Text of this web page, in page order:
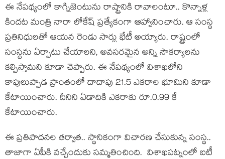
ఈ నేప‌థ్యంలో కాగ్నిజెంటును రాష్ట్రానికి రావాలంటూ.. కొన్నాళ్ల
కింద‌ట మంత్రి నారా లోకేష్ ప్ర‌త్యేకంగా ఆహ్వానించారు. ఆ సంస్థ
ప్ర‌తినిధుల‌తో ఆయ‌న రెండు సార్లు భేటీ అయ్యారు. రాష్ట్రంలో
సంస్థ‌ను ఏర్పాటు చేయాల‌ని, అవ‌స‌ర‌మైన అన్ని సౌక‌ర్యాల‌ను
క‌ల్పిస్తామ‌ని కూడా చెప్పారు. ఈ నేప‌థ్యంలో విశాఖ‌లోని
కాపులుప్పాడ ప్రాంతంలో దాదాపు 21.5 ఎక‌రాల భూమిని కూడా
కేటాయించారు. దీనిని ఏడాదికి ఎక‌రాకు రూ.0.99 కే
కేటాయించారు.
ఈ ప్ర‌తిపాద‌న‌ల త‌ర్వాత‌.. స్థానికంగా విచార‌ణ చేసుకున్న సంస్థ‌..
తాజాగా ఏపీకి వ‌చ్చేందుకు స‌మ్మ‌తించింది. విశాఖపట్నంలో ఐటీ